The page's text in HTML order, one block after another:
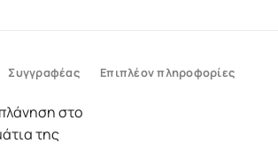
Συγγραφέας Επιπλέον πληροφορίες
στο
της